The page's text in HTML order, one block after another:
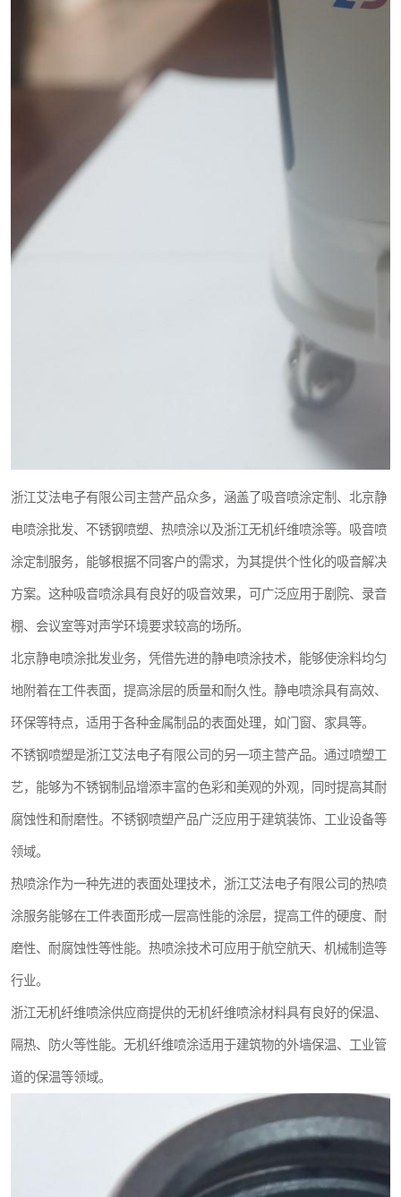
浙江艾法电子有限公司主营产品众多，涵盖了吸音喷涂定制、北京静
电喷涂批发、不锈钢喷塑、热喷涂以及浙江无机纤维喷涂等。吸音喷
涂定制服务，能够根据不同客户的需求，为其提供个性化的吸音解决
方案。这种吸音喷涂具有良好的吸音效果，可广泛应用于剧院、录音
棚、会议室等对声学环境要求较高的场所。
北京静电喷涂批发业务，凭借先进的静电喷涂技术，能够使涂料均匀
地附着在工件表面，提高涂层的质量和耐久性。静电喷涂具有高效、
环保等特点，适用于各种金属制品的表面处理，如门窗、家具等。
不锈钢喷塑是浙江艾法电子有限公司的另一项主营产品。通过喷塑工
艺，能够为不锈钢制品增添丰富的色彩和美观的外观，同时提高其耐
腐蚀性和耐磨性。不锈钢喷塑产品广泛应用于建筑装饰、工业设备等
领域。
热喷涂作为一种先进的表面处理技术，浙江艾法电子有限公司的热喷
涂服务能够在工件表面形成一层高性能的涂层，提高工件的硬度、耐
磨性、耐腐蚀性等性能。热喷涂技术可应用于航空航天、机械制造等
行业。
浙江无机纤维喷涂供应商提供的无机纤维喷涂材料具有良好的保温、
隔热、防火等性能。无机纤维喷涂适用于建筑物的外墙保温、工业管
道的保温等领域。